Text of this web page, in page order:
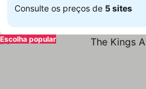
Consulte os preços de 5 sites
Escolha popular